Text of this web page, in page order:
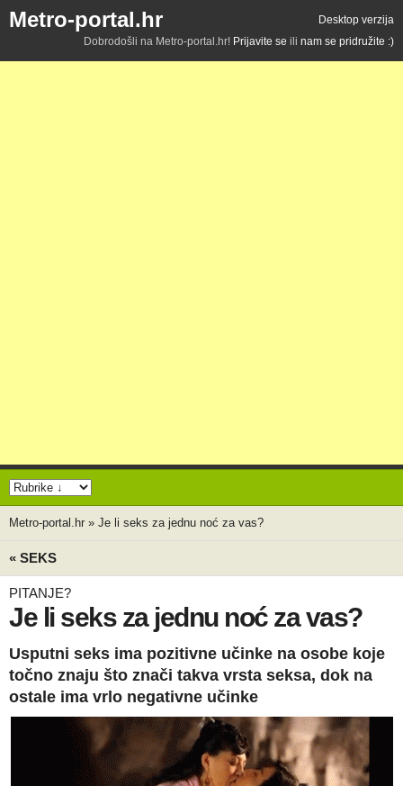
Metro-portal.hr
Desktop verzija
Dobrodošli na Metro-portal.hr! Prijavite se ili nam se pridružite :)
Metro-portal.hr » Je li seks za jednu noć za vas?
« SEKS
PITANJE?
Je li seks za jednu noć za vas?
Usputni seks ima pozitivne učinke na osobe koje
točno znaju što znači takva vrsta seksa, dok na
ostale ima vrlo negativne učinke